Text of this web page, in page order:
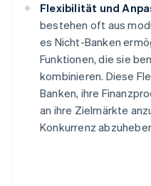
Flexibilität und
bestehen oft aus
es Nicht-Banken
Funktionen, die sie
kombinieren. Diese
Banken, ihre
an ihre Zielmärkte
Konkurrenz